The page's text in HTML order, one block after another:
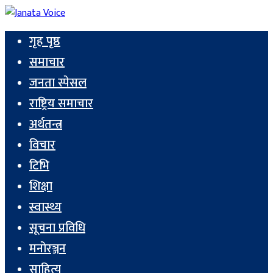
गृह पृष्ठ
समाचार
जनता स्पेसल
राष्ट्रिय समाचार
अर्थतन्त्र
विचार
टिभि
शिक्षा
स्वास्थ्य
सूचना प्रविधि
मनोरञ्जन